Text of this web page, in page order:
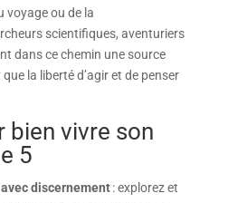
voyage ou de la
scientifiques, aventuriers
dans ce chemin une source
la liberté d’agir et de penser
bien vivre son
5
discernement: explorez et